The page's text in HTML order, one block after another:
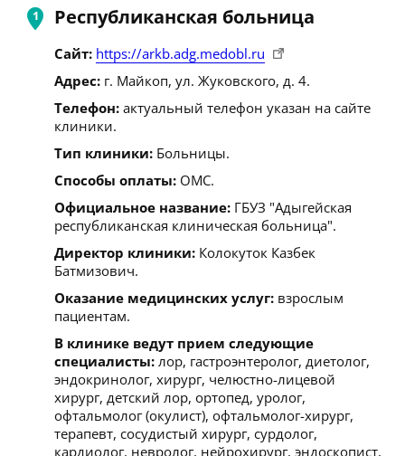
Республиканская больница
Сайт: https://arkb.adg.medobl.ru
Адрес: г. Майкоп, ул. Жуковского, д. 4.
Телефон: актуальный телефон указан на сайте
клиники.
Тип клиники: Больницы.
Способы оплаты: ОМС.
Официальное название: ГБУЗ "Адыгейская
республиканская клиническая больница".
Директор клиники: Колокуток Казбек
Батмизович.
Оказание медицинских услуг: взрослым
пациентам.
В клинике ведут прием следующие
специалисты: лор, гастроэнтеролог, диетолог,
эндокринолог, хирург, челюстно-лицевой
хирург, детский лор, ортопед, уролог,
офтальмолог (окулист), офтальмолог-хирург,
терапевт, сосудистый хирург, сурдолог,
кардиолог, невролог, нейрохирург, эндоскопист,